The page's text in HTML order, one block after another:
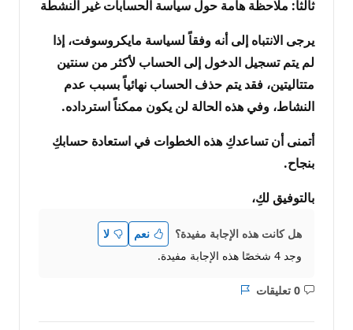
​ثالثاً: ملاحظة هامة حول سياسة الحسابات غير النشطة
​يرجى الانتباه إلى أنه وفقاً لسياسة مايكروسوفت، إذا
لم يتم تسجيل الدخول إلى الحساب لأكثر من سنتين
متتاليتين، فقد يتم حذف الحساب نهائياً بسبب عدم
النشاط، وفي هذه الحالة لن يكون ممكناً استرداده.
​أتمنى أن تساعدكِ هذه الخطوات في استعادة حسابكِ
بنجاح.
​بالتوفيق لكِ،
هل كانت هذه الإجابة مفيدة؟ نعم
لا
وجد 4 شخصًا هذه الإجابة مفيدة.
0 تعليقات ليست
التقرير